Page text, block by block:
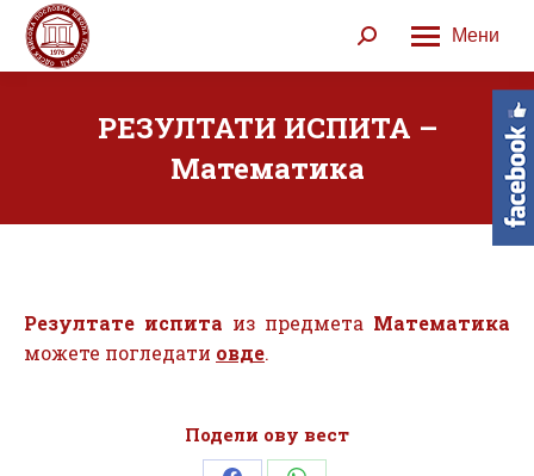
Мени
Search:
РЕЗУЛТАТИ ИСПИТА –
Математика
Резултате испита из предмета Математика
можете погледати овде.
Подели ову вест